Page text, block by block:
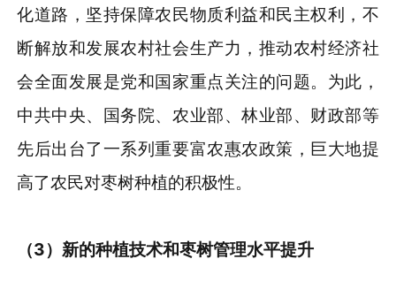
化道路，坚持保障农民物质利益和民主权利，不
断解放和发展农村社会生产力，推动农村经济社
会全面发展是党和国家重点关注的问题。为此，
中共中央、国务院、农业部、林业部、财政部等
先后出台了一系列重要富农惠农政策，巨大地提
高了农民对枣树种植的积极性。
（3） 新的种植技术和枣树管理水平提升